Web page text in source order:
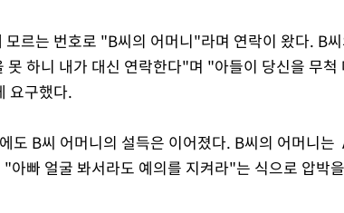
모르는 번호로 "B씨의 어머니"라며 연락이 왔다. B
못 하니 내가 대신 연락한다"며 "아들이 당신을 무척
요구했다.
도 B씨 어머니의 설득은 이어졌다. B씨의 어머니
아빠 얼굴 봐서라도 예의를 지켜라"는 식으로 압박